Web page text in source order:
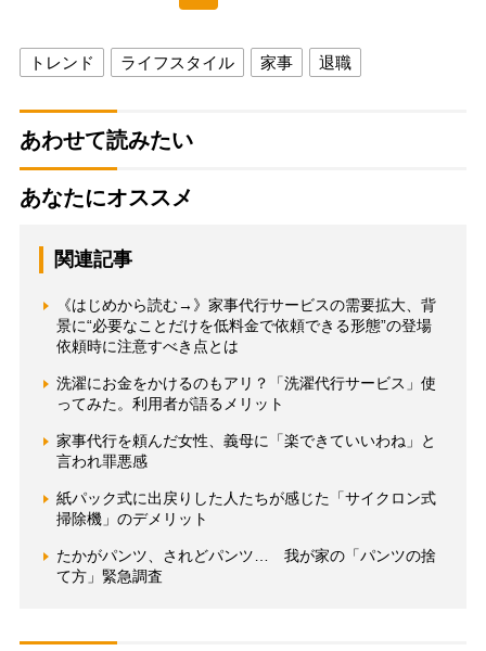
トレンド ライフスタイル 家事 退職
あわせて読みたい
あなたにオススメ
関連記事
《はじめから読む→》家事代行サービスの需要拡大、背
景に“必要なことだけを低料金で依頼できる形態”の登場
依頼時に注意すべき点とは
洗濯にお金をかけるのもアリ？「洗濯代行サービス」使
ってみた。利用者が語るメリット
家事代行を頼んだ女性、義母に「楽できていいわね」と
言われ罪悪感
紙パック式に出戻りした人たちが感じた「サイクロン式
掃除機」のデメリット
たかがパンツ、されどパンツ… 我が家の「パンツの捨
て方」緊急調査